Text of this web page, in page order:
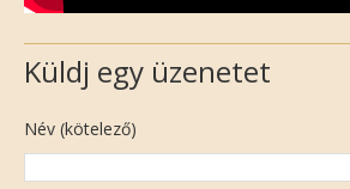
Küldj egy üzenetet
Név (kötelező)